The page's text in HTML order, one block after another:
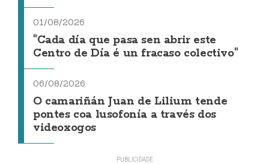
01/08/2026
"Cada día que pasa sen abrir este
Centro de Día é un fracaso colectivo"
06/08/2026
O camariñán Juan de Lilium tende
pontes coa lusofonía a través dos
videoxogos